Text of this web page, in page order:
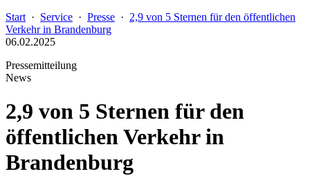
Start · Service · Presse · 2,9 von 5 Sternen für den öffentlichen
Verkehr in Brandenburg
06.02.2025
Pressemitteilung
News
2,9 von 5 Sternen für den
öffentlichen Verkehr in
Brandenburg